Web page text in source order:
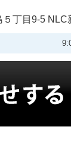
丁目9-5 NLC